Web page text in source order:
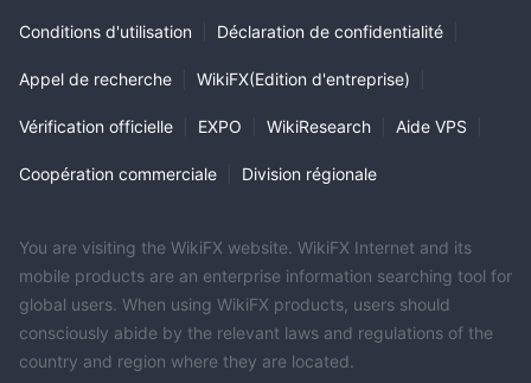
Conditions d'utilisation Déclaration de confidentialité
Appel de recherche WikiFX(Edition d'entreprise)
Vérification officielle EXPO WikiResearch Aide VPS
Coopération commerciale Division régionale
You are visiting the WikiFX website. WikiFX Internet and its
mobile products are an enterprise information searching tool for
global users. When using WikiFX products, users should
consciously abide by the relevant laws and regulations of the
country and region where they are located.